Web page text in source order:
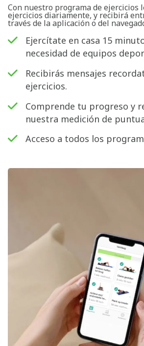
Con nuestro programa de ejercicios
ejercicios diariamente, y recibirá
través de la aplicación o del
Ejercítate en casa 15
necesidad de equipos
Recibirás mensajes
ejercicios.
Comprende tu progreso y
nuestra medición de
Acceso a todos los